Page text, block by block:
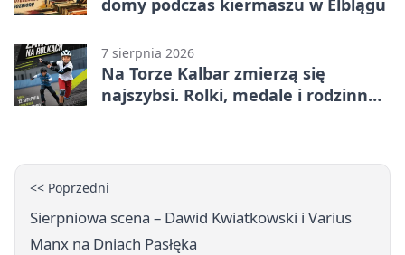
7 sierpnia 2026
Na Torze Kalbar zmierzą się
najszybsi. Rolki, medale i rodzinna
<< Poprzedni
Sierpniowa scena – Dawid Kwiatkowski i Varius
Manx na Dniach Pasłęka